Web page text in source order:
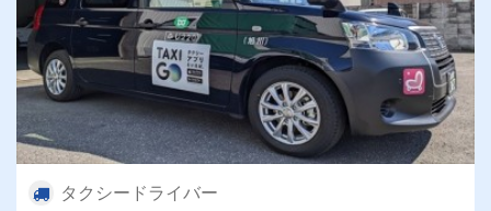
タクシードライバー